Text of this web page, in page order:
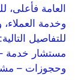
العامة فأعلى،
وخدمة
للتفاصيل
مستشار خدمة
وحجوزات –